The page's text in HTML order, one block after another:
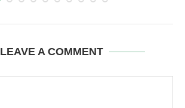
LEAVE A COMMENT